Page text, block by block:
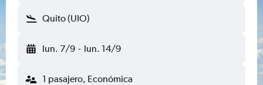
Quito (UIO)
lun. 7/9 - lun. 14/9
1 pasajero, Económica